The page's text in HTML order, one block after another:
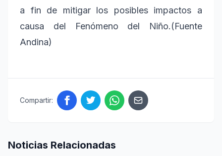
a fin de mitigar los posibles impactos a
causa del Fenómeno del Niño.(Fuente
Andina)
Compartir:
Noticias Relacionadas